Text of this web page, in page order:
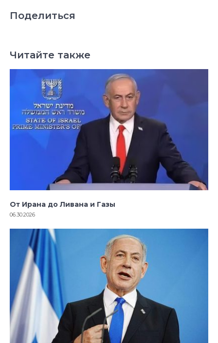
Поделиться
Читайте также
От Ирана до Ливана и Газы
06.30.2026